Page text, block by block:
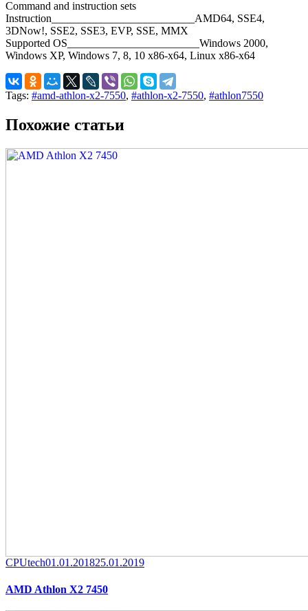
Command and instruction sets
Instruction__________________________AMD64, SSE4,
3DNow!, SSE2, SSE3, EVP, SSE, MMX
Supported OS________________________Windows 2000,
Windows XP, Windows 7, 8, 10 x86-x64, Linux x86-x64
Tags: #amd-athlon-x2-7550, #athlon-x2-7550, #athlon7550
Похожие статьи
Category
CPUtechPosted
01.01.201825.01.2019
AMD Athlon X2 7450